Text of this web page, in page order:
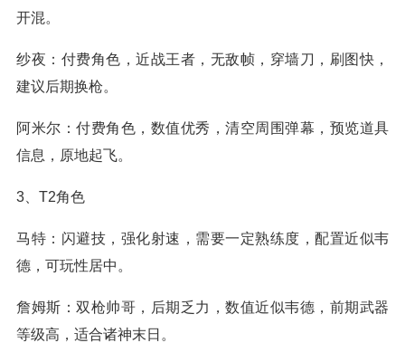
开混。
纱夜：付费角色，近战王者，无敌帧，穿墙刀，刷图快，
建议后期换枪。
阿米尔：付费角色，数值优秀，清空周围弹幕，预览道具
信息，原地起飞。
3、T2角色
马特：闪避技，强化射速，需要一定熟练度，配置近似韦
德，可玩性居中。
詹姆斯：双枪帅哥，后期乏力，数值近似韦德，前期武器
等级高，适合诸神末日。